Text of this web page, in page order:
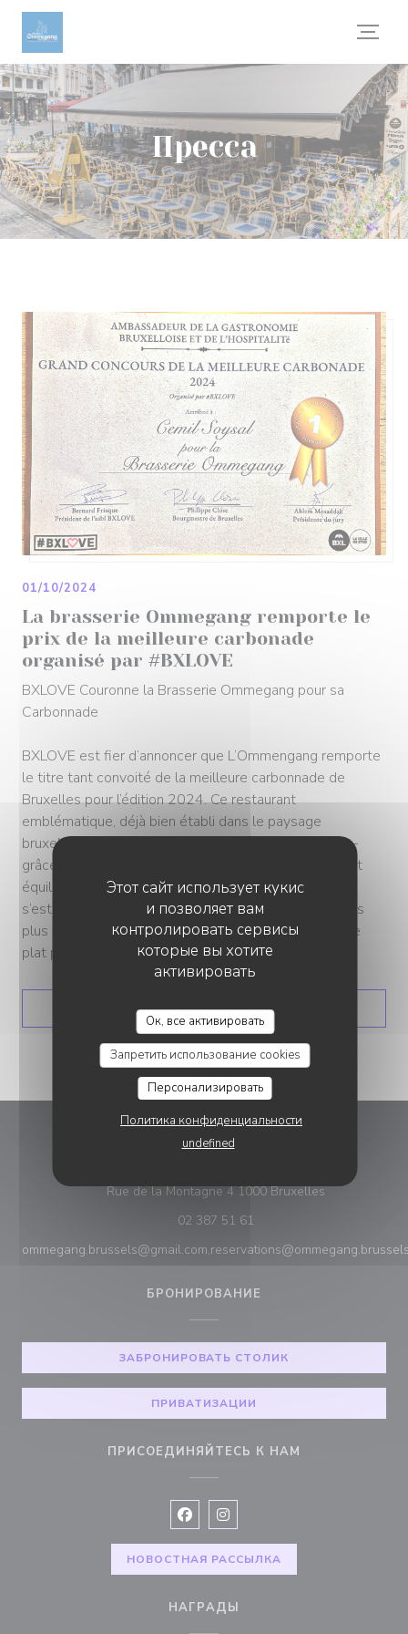
Панель управления cookies
Этот сайт использует кукис
и позволяет вам
контролировать сервисы
которые вы хотите
активировать
Ок, все активировать
Запретить использование cookies
Персонализировать
Политика конфиденциальности
undefined
Пресса
La brasserie Ommegang remporte le
prix de la meilleure carbonade
organisé par #BXLOVE
01/10/2024
BXLOVE Couronne la Brasserie Ommegang pour sa
Carbonnade
BXLOVE est fier d’annoncer que L’Ommengang remporte
le titre tant convoité de la meilleure carbonnade de
Bruxelles pour l’édition 2024. Ce restaurant
emblématique, déjà bien établi dans le paysage
bruxellois, a su conquérir les cœurs – et les papilles –
grâce à sa recette de carbonnade flamande, un parfait
équilibre entre tradition et créativité. Le concours, qui
s’est déroulé du 1er juillet au 30 août, a rassemblé les
plus grands amateurs et chefs bruxellois autour de ce
plat phare de la cuisine belge.
ЧИТАТЬ СТАТЬЮ((ОТКРЫВАЕТСЯ В
Brasserie Ommegang
Rue de la Montagne 4 1000 Bruxelles
02 387 51 61
БРОНИРОВАНИЕ
ЗАБРОНИРОВАТЬ СТОЛИК
ПРИВАТИЗАЦИИ
ПРИСОЕДИНЯЙТЕСЬ К НАМ
Facebook ((открывается в новом
Instagram ((открывается в
НОВОСТНАЯ РАССЫЛКА
НАГРАДЫ